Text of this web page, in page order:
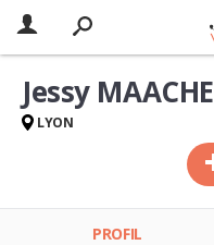
Jessy MAACHE
LYON
PROFIL